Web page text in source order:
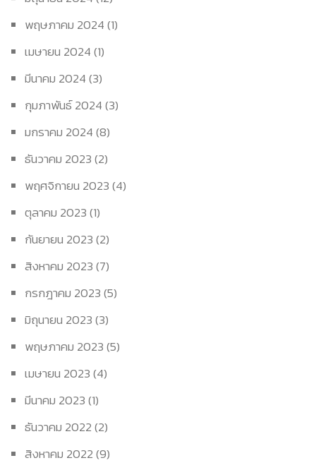
พฤษภาคม 2024(1)
เมษายน 2024(1)
มีนาคม 2024(3)
กุมภาพันธ์ 2024(3)
มกราคม 2024(8)
ธันวาคม 2023(2)
พฤศจิกายน 2023(4)
ตุลาคม 2023(1)
กันยายน 2023(2)
สิงหาคม 2023(7)
กรกฎาคม 2023(5)
มิถุนายน 2023(3)
พฤษภาคม 2023(5)
เมษายน 2023(4)
มีนาคม 2023(1)
ธันวาคม 2022(2)
สิงหาคม 2022(9)